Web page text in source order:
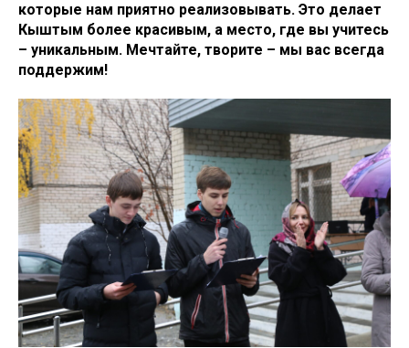
которые нам приятно реализовывать. Это делает
Кыштым более красивым, а место, где вы учитесь
– уникальным. Мечтайте, творите – мы вас всегда
поддержим!